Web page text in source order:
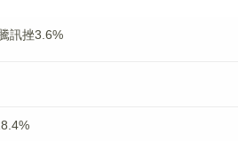
訊挫3.6%